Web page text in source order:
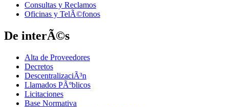
Consultas y Reclamos
Oficinas y TelÃ©fonos
De interÃ©s
Alta de Proveedores
Decretos
DescentralizaciÃ³n
Llamados PÃºblicos
Licitaciones
Base Normativa